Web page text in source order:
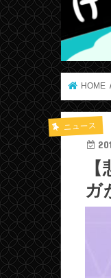
HOME
ニュース
ガ